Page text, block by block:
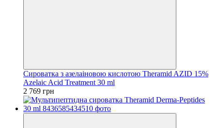
Сироватка з азелаіновою кислотою Theramid AZID 15%
Azelaic Acid Treatment 30 ml
2 769 грн